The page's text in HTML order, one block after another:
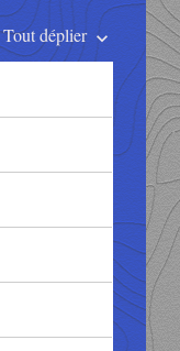
Tout déplier keyboard_arrow_down